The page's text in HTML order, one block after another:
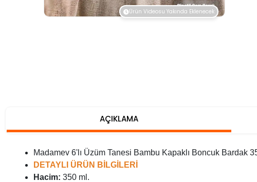
Ürün Videosu Yakında Eklenecek
AÇIKLAMA
Madamev 6'lı Üzüm Tanesi Bambu Kapaklı Boncuk Bardak
DETAYLI ÜRÜN BİLGİLERİ
Hacim: 350 ml.